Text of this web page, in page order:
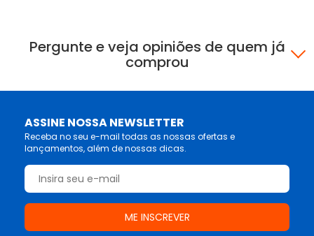
Pergunte e veja opiniões de quem já
comprou
ASSINE NOSSA NEWSLETTER
Receba no seu e-mail todas as nossas ofertas e
lançamentos, além de nossas dicas.